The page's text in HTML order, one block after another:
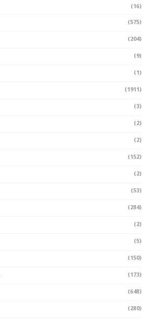
(16)
(575)
(204)
(9)
(1)
(1911)
(3)
(2)
(2)
(152)
(2)
(53)
(284)
(2)
(5)
(150)
(173)
(648)
(280)